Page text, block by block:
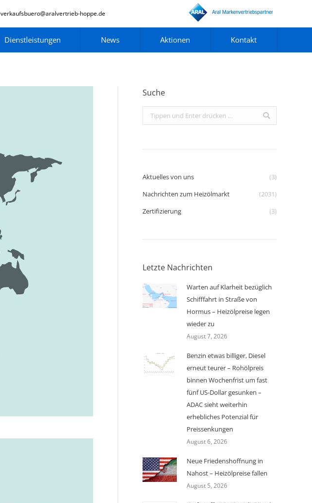
verkaufsbuero@aralvertrieb-hoppe.de
Dienstleistungen News Aktionen Kontakt
Suche
Search:
Aktuelles von uns
(3)
Nachrichten zum Heizölmarkt
(2031)
Zertifizierung
(3)
Letzte Nachrichten
Warten auf Klarheit bezüglich
Schifffahrt in Straße von
Hormus – Heizölpreise legen
wieder zu
August 7, 2026
Benzin etwas billiger, Diesel
erneut teurer – Rohölpreis
binnen Wochenfrist um fast
fünf US-Dollar gesunken –
ADAC sieht weiterhin
erhebliches Potenzial für
Preissenkungen
August 6, 2026
Neue Friedenshoffnung in
Nahost – Heizölpreise fallen
August 5, 2026